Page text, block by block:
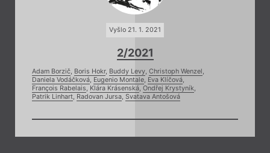
Vyšlo 21. 1. 2021
2/2021
Adam Borzič, Boris Hokr, Buddy Levy, Christoph Wenzel ,
Daniela Vodáčková, Eugenio Montale, Eva Klíčová,
François Rabelais, Klára Krásenská, Ondřej Krystyník,
Patrik Linhart, Radovan Jursa, Svatava Antošová